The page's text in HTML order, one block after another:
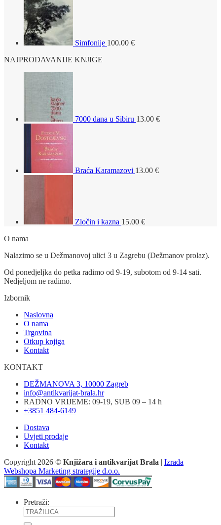
Simfonije 100.00 €
NAJPRODAVANIJE KNJIGE
7000 dana u Sibiru 13.00 €
Braća Karamazovi 13.00 €
Zločin i kazna 15.00 €
O nama
Nalazimo se u Dežmanovoj ulici 3 u Zagrebu (Dežmanov prolaz).
Od ponedjeljka do petka radimo od 9-19, subotom od 9-14 sati.
Nedjeljom ne radimo.
Izbornik
Naslovna
O nama
Trgovina
Otkup knjiga
Kontakt
KONTAKT
DEŽMANOVA 3, 10000 Zagreb
info@antikvarijat-brala.hr
RADNO VRIJEME: 09-19, SUB 09 – 14 h
+3851 484-6149
Dostava
Uvjeti prodaje
Kontakt
Copyright 2026 © Knjižara i antikvarijat Brala | Izrada
Webshopa Marketing strategije d.o.o.
Pretraži: